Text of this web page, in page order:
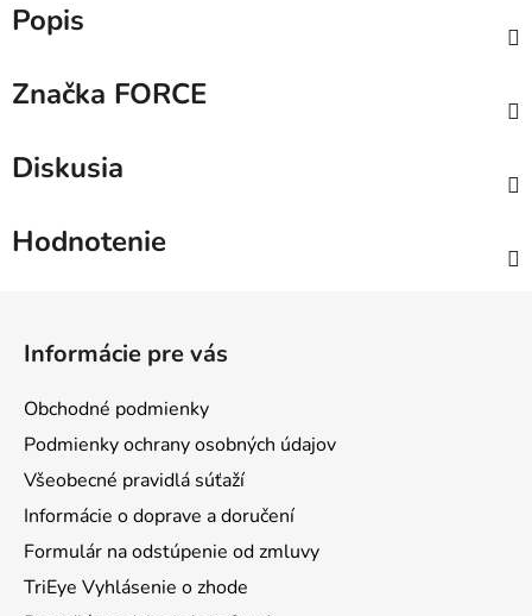
Popis
Značka FORCE
Diskusia
Hodnotenie
Informácie pre vás
Obchodné podmienky
Podmienky ochrany osobných údajov
Všeobecné pravidlá súťaží
Informácie o doprave a doručení
Formulár na odstúpenie od zmluvy
TriEye Vyhlásenie o zhode